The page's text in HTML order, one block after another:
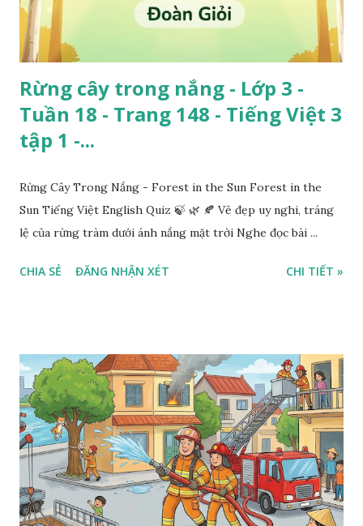
Rừng cây trong nắng - Lớp 3 -
Tuần 18 - Trang 148 - Tiếng Việt 3
tập 1 -...
Rừng Cây Trong Nắng - Forest in the Sun Forest in the
Sun Tiếng Việt English Quiz 🍃 🌿 🍂 Vẻ đẹp uy nghi, tráng
lệ của rừng tràm dưới ánh nắng mặt trời Nghe đọc bài ...
CHIA SẺ ĐĂNG NHẬN XÉT CHI TIẾT »